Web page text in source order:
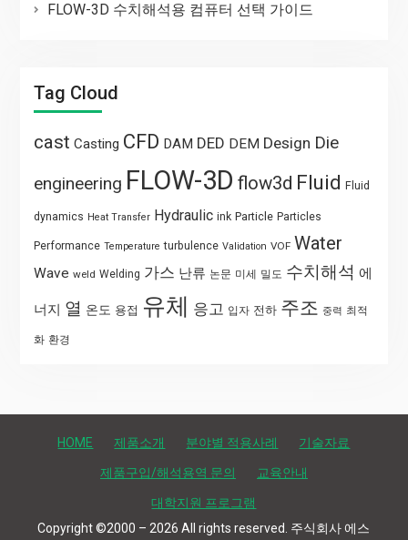
FLOW-3D 수치해석용 컴퓨터 선택 가이드
Tag Cloud
cast Casting CFD DAM DED DEM Design Die
engineering FLOW-3D flow3d Fluid Fluid
dynamics Heat Transfer Hydraulic ink Particle Particles
Performance Temperature turbulence Validation VOF Water
Wave weld Welding 가스 난류 논문 미세 밀도 수치해석 에
너지 열 온도 용접 유체 응고 입자 전하 주조 중력 최적
화 환경
HOME 제품소개 분야별 적용사례 기술자료
제품구입/해석용역 문의 교육안내
대학지원 프로그램
Copyright ©2000 – 2026 All rights reserved. 주식회사 에스